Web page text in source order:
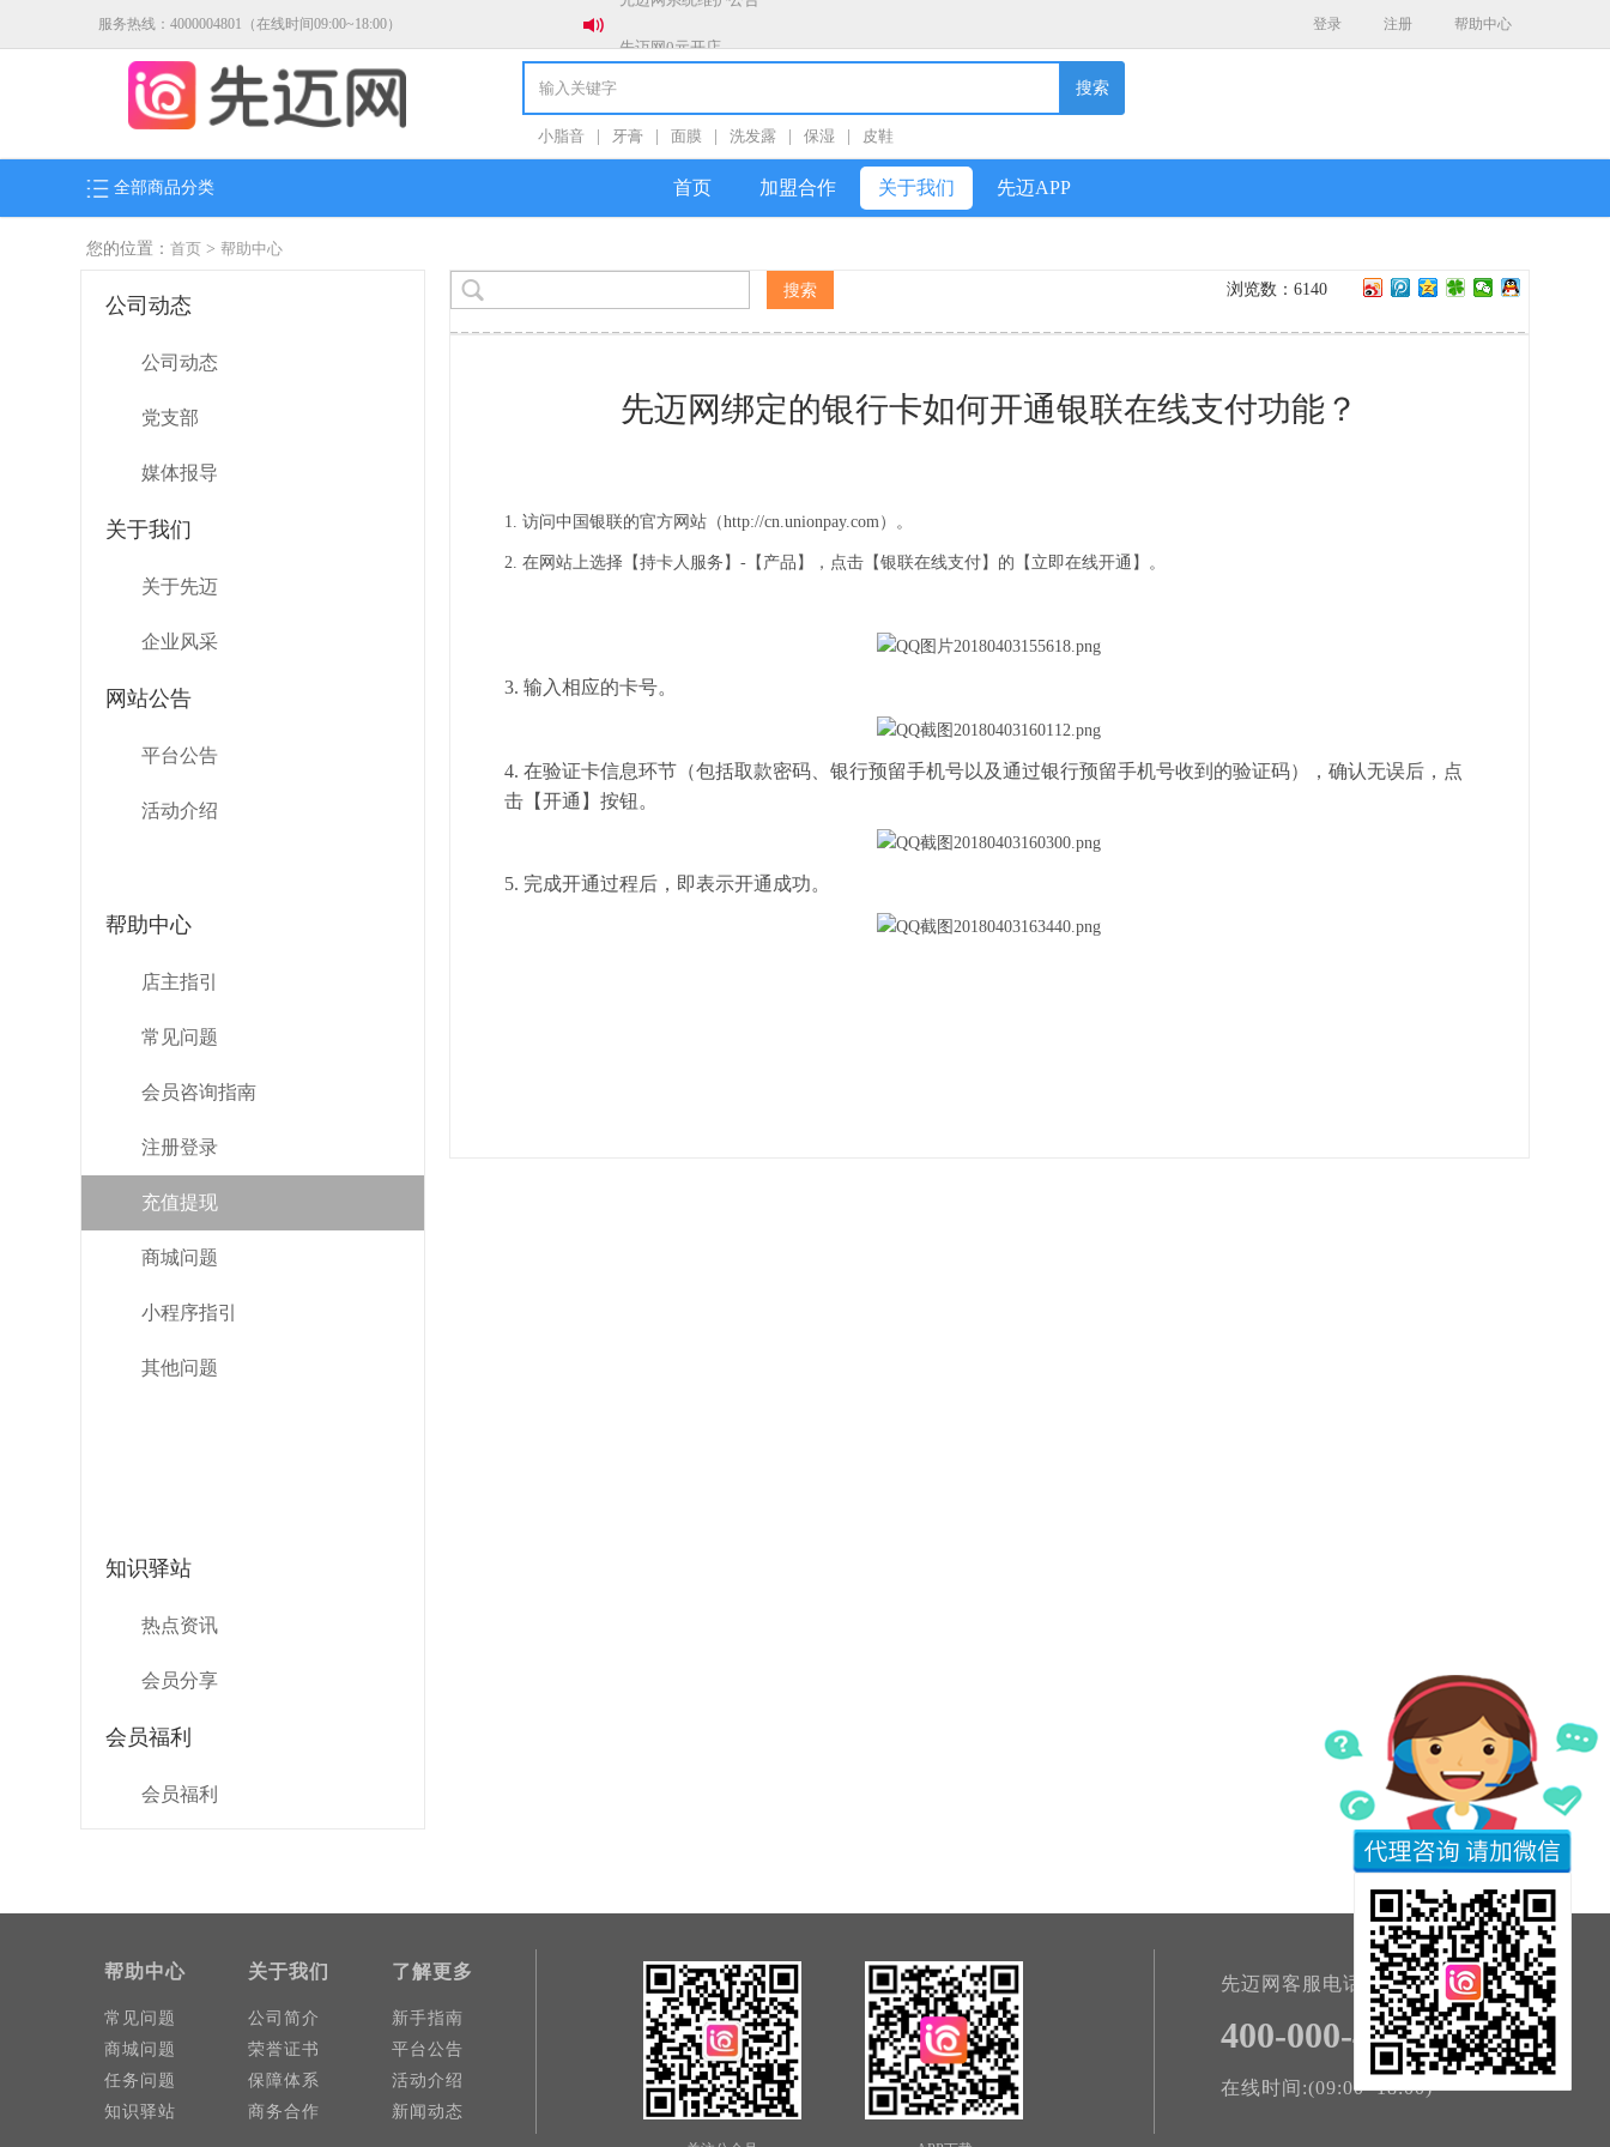
服务热线：4000004801（在线时间09:00~18:00）
春节放假通知
登录 注册 帮助中心
搜索
小脂音 牙膏 面膜 洗发露 保湿 皮鞋
全部商品分类 首页 加盟合作 关于我们 先迈APP
您的位置： 首页 > 帮助中心
公司动态
公司动态
党支部
媒体报导
关于我们
关于先迈
企业风采
网站公告
平台公告
活动介绍
帮助中心
店主指引
常见问题
会员咨询指南
注册登录
充值提现
商城问题
小程序指引
其他问题
知识驿站
热点资讯
会员分享
会员福利
会员福利
浏览数：6140
先迈网绑定的银行卡如何开通银联在线支付功能？
1. 访问中国银联的官方网站（http://cn.unionpay.com）。
2. 在网站上选择【持卡人服务】-【产品】，点击【银联在线支付】的【立即在线开通】。
3. 输入相应的卡号。
4. 在验证卡信息环节（包括取款密码、银行预留手机号以及通过银行预留手机号收到的验证码），确认无误后，点
击【开通】按钮。
5. 完成开通过程后，即表示开通成功。
帮助中心
常见问题
商城问题
任务问题
知识驿站
关于我们
公司简介
荣誉证书
保障体系
商务合作
了解更多
新手指南
平台公告
活动介绍
新闻动态
先迈网客服电话
400-000-4801
在线时间:(09:00~18:00)